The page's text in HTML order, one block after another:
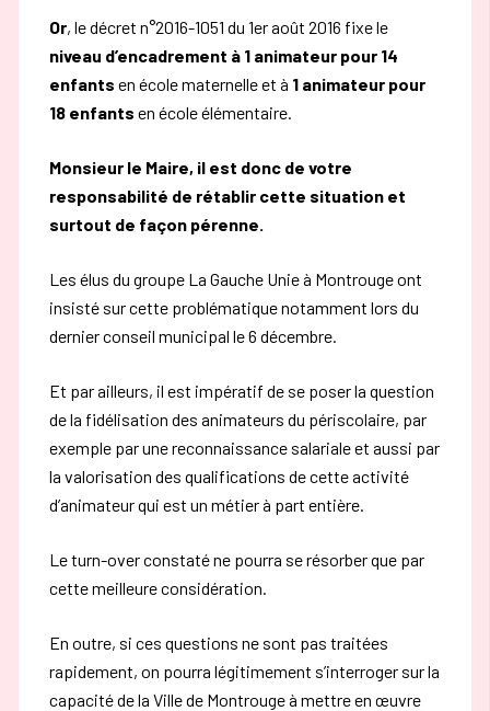
Or, le décret n°2016-1051 du 1er août 2016 fixe le
niveau d’encadrement à 1 animateur pour 14
enfants en école maternelle et à 1 animateur pour
18 enfantsen école élémentaire.
Monsieur le Maire, il est donc de votre
responsabilité de rétablir cette situation et
surtout de façon pérenne.
Les élus du groupe La Gauche Unie à Montrouge ont
insisté sur cette problématique notamment lors du
dernier conseil municipal le 6 décembre.
Et par ailleurs, il est impératif de se poser la question
de la fidélisation des animateurs du périscolaire, par
exemple par une reconnaissance salariale et aussi par
la valorisation des qualifications de cette activité
d’animateur qui est un métier à part entière.
Le turn-over constaté ne pourra se résorber que par
cette meilleure considération.
En outre, si ces questions ne sont pas traitées
rapidement, on pourra légitimement s’interroger sur la
capacité de la Ville de Montrouge à mettre en œuvre